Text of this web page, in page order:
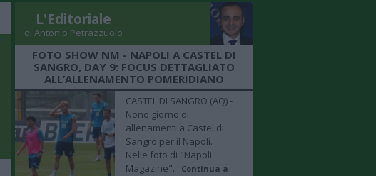
L'Editoriale
di Antonio Petrazzuolo
FOTO SHOW NM - NAPOLI A CASTEL DI
SANGRO, DAY 9: FOCUS DETTAGLIATO
ALL’ALLENAMENTO POMERIDIANO
CASTEL DI SANGRO (AQ) -
Nono giorno di
allenamenti a Castel di
Sangro per il Napoli.
Nelle foto di "Napoli
Magazine"... Continua a